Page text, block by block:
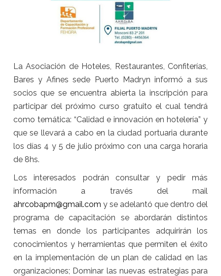
La Asociación de Hoteles, Restaurantes, Confiterías,
Bares y Afines sede Puerto Madryn informó a sus
socios que se encuentra abierta la inscripción para
participar del próximo curso gratuito el cual tendrá
como temática: “Calidad e innovación en hotelería” y
que se llevará a cabo en la ciudad portuaria durante
los días 4 y 5 de julio próximo con una carga horaria
de 8hs.
Los interesados podrán consultar y pedir más
información a través del mail
ahrcobapm@gmail.com y se adelantó que dentro del
programa de capacitación se abordarán distintos
temas en donde los participantes adquirirán los
conocimientos y herramientas que permiten el éxito
en la implementación de un plan de calidad en las
organizaciones; Dominar las nuevas estrategias para